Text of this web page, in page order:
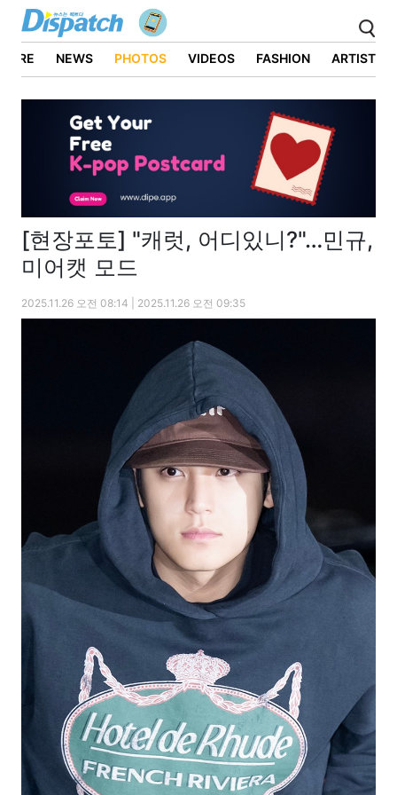
NEWS PHOTOS VIDEOS FASHION ARTIST
[현장포토] "캐럿, 어디있니?"…민규,
미어캣 모드
2025.11.26 오전 08:14 | 2025.11.26 오전 09:35